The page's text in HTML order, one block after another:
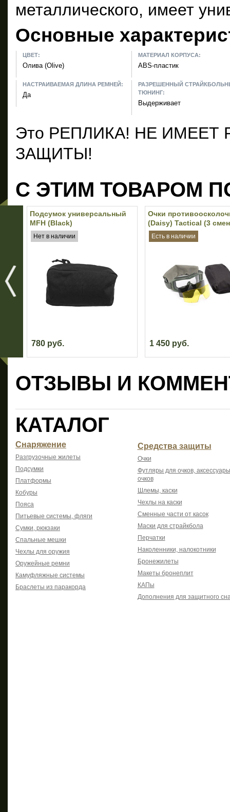
металлического, имеет
Основные
ЦВЕТ:
Олива (Olive)
МАТЕРИАЛ КОРПУСА:
ABS-пластик
НАСТРАИВАЕМАЯ ДЛИНА РЕМНЕЙ:
Да
РАЗРЕШЕННЫЙ
ТЮНИНГ:
Выдерживает
Это РЕПЛИКА! НЕ
ЗАЩИТЫ!
С ЭТИМ ТОВАРОМ
Подсумок универсальный
MFH (Black)
Нет в наличии
780 руб.
Очки
(Daisy) Tactical (3
линзы) (Olive)
Есть в наличии
1 450 руб.
ОТЗЫВЫ И
КАТАЛОГ
Снаряжение
Разгрузочные жилеты
Подсумки
Платформы
Кобуры
Пояса
Питьевые системы, фляги
Сумки, рюкзаки
Спальные мешки
Чехлы для оружия
Оружейные ремни
Камуфляжные системы
Браслеты из паракорда
Средства защиты
Очки
Футляры для очков,
очков
Шлемы, каски
Чехлы на каски
Сменные части от касок
Маски для страйкбола
Перчатки
Наколенники, налокотники
Бронежилеты
Макеты бронеплит
КАПы
Дополнения для защитного